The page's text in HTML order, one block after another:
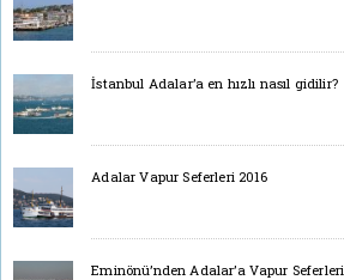
İstanbul Adalar’a en hızlı nasıl gidilir?
Adalar Vapur Seferleri 2016
Eminönü’nden Adalar’a Vapur Seferleri